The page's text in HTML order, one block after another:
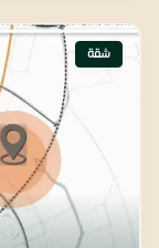
شقة